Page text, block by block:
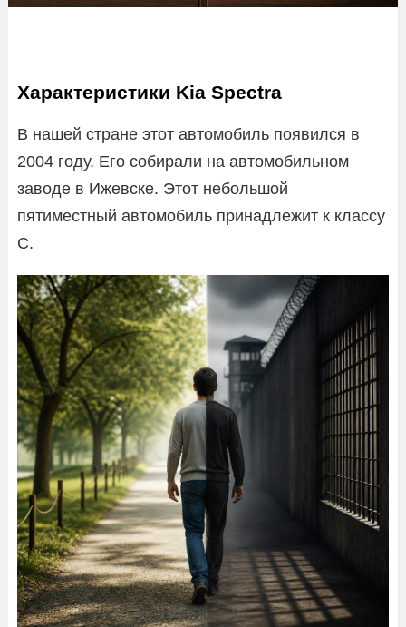
Характеристики Kia Spectra
В нашей стране этот автомобиль появился в
2004 году. Его собирали на автомобильном
заводе в Ижевске. Этот небольшой
пятиместный автомобиль принадлежит к классу
С.